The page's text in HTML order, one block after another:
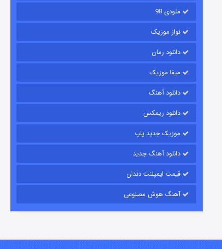
قسمت
قسمت۲ (دوبله) منتشر شد
ملودی 98
نواز موزیک
دانلود رمان
میفا موزیک
دانلود آهنگ
دانلود ریمکس
موزیک جدید پاپ
دانلود آهنگ جدید
قیمت ایمپلنت دندان
آهنگ هوش مصنوعی